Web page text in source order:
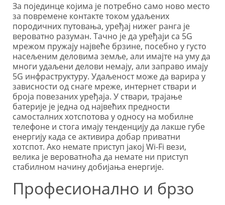
За појединце којима је потребно само ново место
за повремене контакте током удаљених
породичних путовања, уређај нижег ранга је
вероватно разуман. Тачно је да уређаји са 5G
мрежом пружају највеће брзине, посебно у густо
насељеним деловима земље, али имајте на уму да
многи удаљени делови немају, али заправо имају
5G инфраструктуру. Удаљеност може да варира у
зависности од снаге мреже, интернет ствари и
броја повезаних уређаја. У ствари, трајање
батерије је једна од највећих предности
самосталних хотспотова у односу на мобилне
телефоне и стога имају тенденцију да лакше губе
енергију када се активира добар приватни
хотспот. Ако немате приступ јакој Wi-Fi вези,
велика је вероватноћа да немате ни приступ
стабилном начину добијања енергије.
Професионално и брзо